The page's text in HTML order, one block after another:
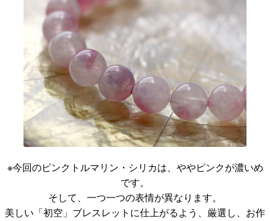
※今回のピンクトルマリン・シリカは、ややピンクが濃いめ
です。
そして、一つ一つの表情が異なります。
美しい「初空」ブレスレットに仕上がるよう、厳選し、お作